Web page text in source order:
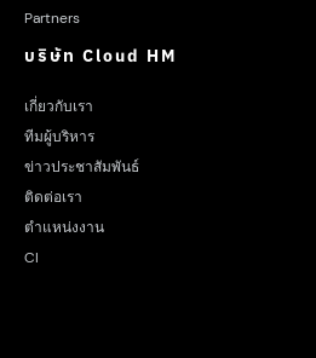
Partners
บริษัท Cloud HM
เกี่ยวกับเรา
ทีมผู้บริหาร
ข่าวประชาสัมพันธ์
ติดต่อเรา
ตำแหน่งงาน
CI